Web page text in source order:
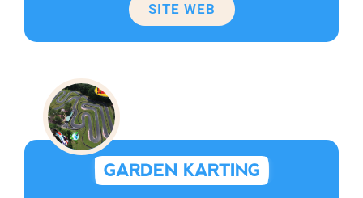
SITE WEB
GARDEN KARTING